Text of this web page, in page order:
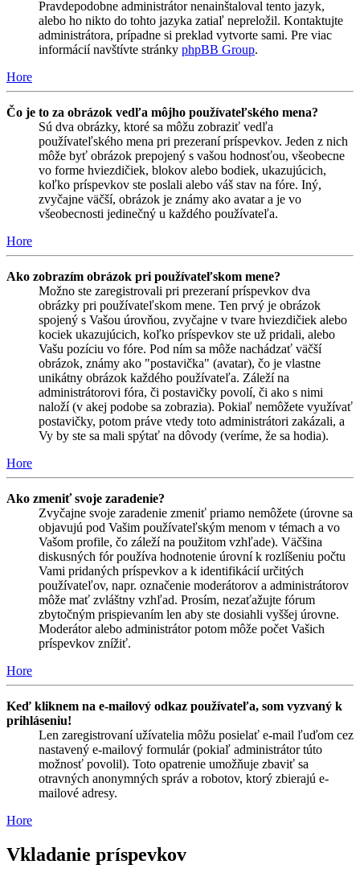
Pravdepodobne administrátor nenainštaloval tento jazyk,
alebo ho nikto do tohto jazyka zatiaľ nepreložil. Kontaktujte
administrátora, prípadne si preklad vytvorte sami. Pre viac
informácií navštívte stránky phpBB Group.
Hore
Čo je to za obrázok vedľa môjho používateľského mena?
Sú dva obrázky, ktoré sa môžu zobraziť vedľa
používateľského mena pri prezeraní príspevkov. Jeden z nich
môže byť obrázok prepojený s vašou hodnosťou, všeobecne
vo forme hviezdičiek, blokov alebo bodiek, ukazujúcich,
koľko príspevkov ste poslali alebo váš stav na fóre. Iný,
zvyčajne väčší, obrázok je známy ako avatar a je vo
všeobecnosti jedinečný u každého používateľa.
Hore
Ako zobrazím obrázok pri používateľskom mene?
Možno ste zaregistrovali pri prezeraní príspevkov dva
obrázky pri používateľskom mene. Ten prvý je obrázok
spojený s Vašou úrovňou, zvyčajne v tvare hviezdičiek alebo
kociek ukazujúcich, koľko príspevkov ste už pridali, alebo
Vašu pozíciu vo fóre. Pod ním sa môže nachádzať väčší
obrázok, známy ako "postavička" (avatar), čo je vlastne
unikátny obrázok každého používateľa. Záleží na
administrátorovi fóra, či postavičky povolí, či ako s nimi
naloží (v akej podobe sa zobrazia). Pokiaľ nemôžete využívať
postavičky, potom práve vtedy toto administrátori zakázali, a
Vy by ste sa mali spýtať na dôvody (veríme, že sa hodia).
Hore
Ako zmeniť svoje zaradenie?
Zvyčajne svoje zaradenie zmeniť priamo nemôžete (úrovne sa
objavujú pod Vašim používateľským menom v témach a vo
Vašom profile, čo záleží na použitom vzhľade). Väčšina
diskusných fór používa hodnotenie úrovní k rozlíšeniu počtu
Vami pridaných príspevkov a k identifikácií určitých
používateľov, napr. označenie moderátorov a administrátorov
môže mať zvláštny vzhľad. Prosím, nezaťažujte fórum
zbytočným prispievaním len aby ste dosiahli vyššej úrovne.
Moderátor alebo administrátor potom môže počet Vašich
príspevkov znížiť.
Hore
Keď kliknem na e-mailový odkaz používateľa, som vyzvaný k
prihláseniu!
Len zaregistrovaní užívatelia môžu posielať e-mail ľuďom cez
nastavený e-mailový formulár (pokiaľ administrátor túto
možnosť povolil). Toto opatrenie umožňuje zbaviť sa
otravných anonymných správ a robotov, ktorý zbierajú e-
mailové adresy.
Hore
Vkladanie príspevkov